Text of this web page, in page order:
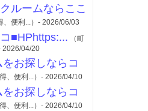
ルームならここ
、便利...）- 2026/06/03
■HPhttps:... （町
2026/04/20
お探しならコ
、便利...）- 2026/04/10
お探しならコ
、便利...）- 2026/04/10